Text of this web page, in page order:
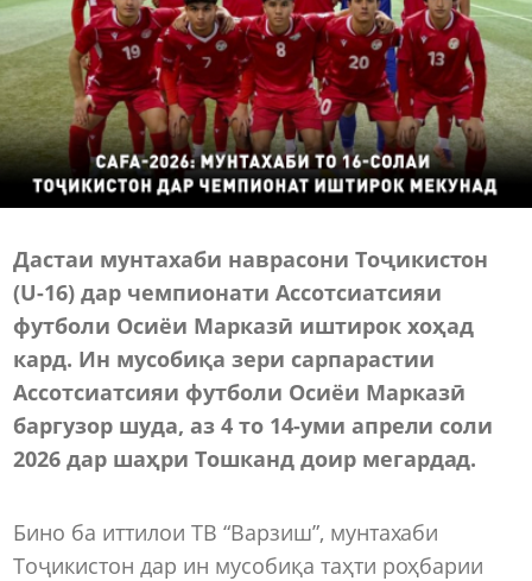
Дастаи мунтахаби наврасони Тоҷикистон
(U-16) дар чемпионати Ассотсиатсияи
футболи Осиёи Марказӣ иштирок хоҳад
кард. Ин мусобиқа зери сарпарастии
Ассотсиатсияи футболи Осиёи Марказӣ
баргузор шуда, аз 4 то 14-уми апрели соли
2026 дар шаҳри Тошканд доир мегардад.
Бино ба иттилои ТВ “Варзиш”, мунтахаби
Тоҷикистон дар ин мусобиқа таҳти роҳбарии